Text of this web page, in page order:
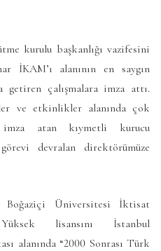
kurulu başkanlığı vazifesini
alanının en saygın
getiren çalışmalara imza attı.
ve etkinlikler alanında çok
imza atan kıymetli kurucu
devralan direktörümüze
Üniversitesi İktisat
lisansını İstanbul
alanında “2000 Sonrası Türk